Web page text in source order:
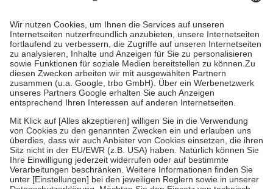
höchstens zehn Euro.
Es sind jedoch nie mehr als die tatsächlichen
Kosten der Leistung zu entrichten.
Diese Regeln gelten grundsätzlich auch für Online-Apotheken.
Bei Heilmitteln und häuslicher Krankenpflege beträgt die
Zuzahlung zehn Prozent der Kosten sowie zehn Euro je
Verordnung.
Um das Engagement der Versicherten für ihre eigene Gesundheit zu
stärken und die besondere Stellung der Familie zu unterstützen,
fallenkeine Zuzahlungenan bei:
• Kindern und Jugendlichen bis zum vollendeten 18. Lebensjahr
mit Ausnahme der Fahrkosten
• Untersuchungen zur Vorsorge und Früherkennung, die von der
GKV getragen werden
• empfohlenen Schutzimpfungen